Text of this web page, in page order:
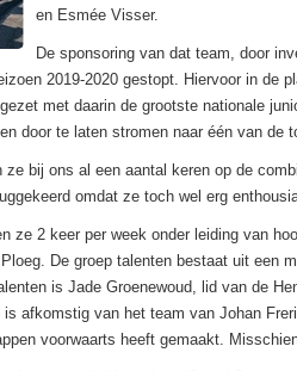
en Esmée Visser.
De sponsoring van dat team, door
2019-2020 gestopt. Hiervoor in de
met daarin de grootste nationale
door te laten stromen naar één van de
ze bij ons al een aantal keren op de
omdat ze toch wel erg
ze 2 keer per week onder leiding van
De groep talenten bestaat uit een
is Jade Groenewoud, lid van de
afkomstig van het team van Johan
voorwaarts heeft gemaakt.